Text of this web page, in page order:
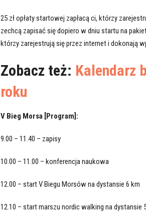
25 zł opłaty startowej zapłacą ci, którzy
zechcą zapisać się dopiero w dniu startu na
którzy zarejestrują się przez internet i dokonają
Zobacz też: Kalendarz
roku
V Bieg Morsa [Program]:
9.00 – 11.40 – zapisy
10.00 – 11.00 – konferencja naukowa
12.00 – start V Biegu Morsów na dystansie 6 km
12.10 – start marszu nordic walking na dystansie